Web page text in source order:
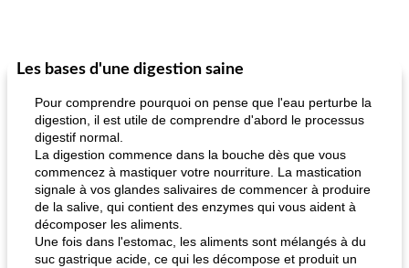
Les bases d'une digestion saine
Pour comprendre pourquoi on pense que l'eau perturbe la
digestion, il est utile de comprendre d'abord le processus
digestif normal.
La digestion commence dans la bouche dès que vous
commencez à mastiquer votre nourriture. La mastication
signale à vos glandes salivaires de commencer à produire
de la salive, qui contient des enzymes qui vous aident à
décomposer les aliments.
Une fois dans l'estomac, les aliments sont mélangés à du
suc gastrique acide, ce qui les décompose et produit un